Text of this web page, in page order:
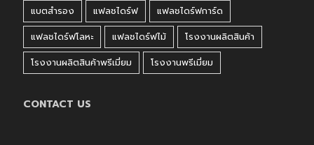
แบตสำรอง
แฟลชไดร์ฟ
แฟลชไดร์ฟการ์ด
แฟลชไดร์ฟโลหะ
แฟลชไดร์ฟไม้
โรงงานผลิตสินค้า
โรงงานผลิตสินค้าพรีเมี่ยม
โรงงานพรีเมี่ยม
CONTACT US